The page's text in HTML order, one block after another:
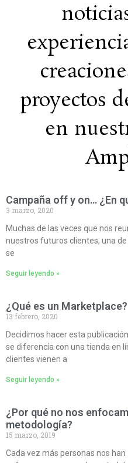
proyectos
en
Campaña off y on… ¿En
3 marzo, 2020
Muchas de las veces que nos
nuestros futuros clientes, una
se
Seguir leyendo »
¿Qué es un Marketplace?
13 febrero, 2020
Decidimos hacer esta
se diferencía con una tienda en
clientes vienen a
Seguir leyendo »
¿Por qué no nos
metodología?
15 marzo, 2019
Cada vez más personas nos